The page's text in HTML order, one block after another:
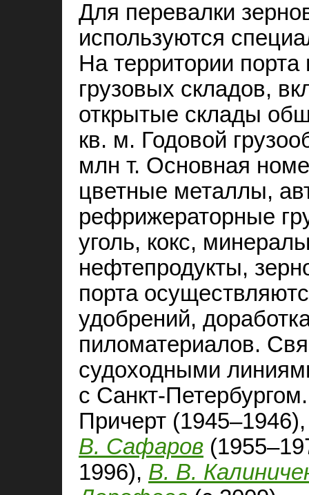
Для перевалки
используются
На территории
грузовых складов,
открытые склады
кв. м. Годовой
млн т. Основная
цветные металлы,
рефрижераторные
уголь, кокс,
нефтепродукты,
порта
удобрений,
пиломатериалов.
судоходными
с Санкт-
Причерт
В. Сафаров
1996), В. В.